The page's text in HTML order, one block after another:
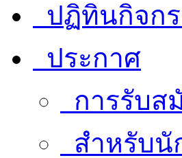
ปฏิทินกิจก
ประกาศ
การรับส
สำหรับนั